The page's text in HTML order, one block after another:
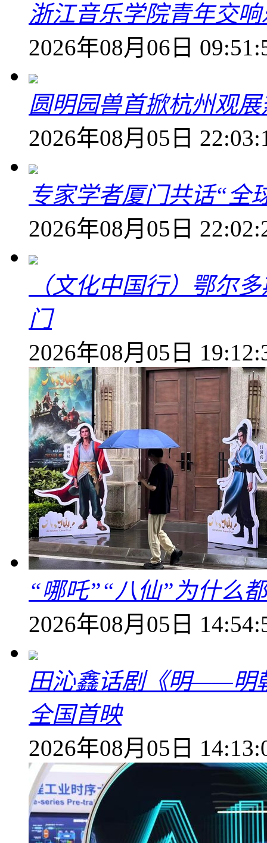
浙江音乐学院青年交
2026年08月06日
圆明园兽首掀杭州观
2026年08月05日
专家学者厦门共话“全
2026年08月05日
（文化中国行）鄂尔
门
2026年08月05日
“哪吒”“八仙”为什么
2026年08月05日
田沁鑫话剧《明——明
全国首映
2026年08月05日